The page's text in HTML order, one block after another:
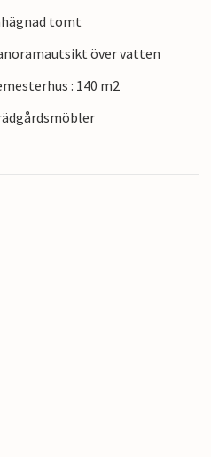
dina egna
utsökt middag i
och utforska
tomt
över vatten
: 140 m2